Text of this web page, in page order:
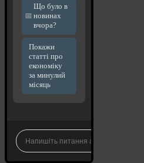
Що було в
новинах
вчора?
Покажи
статті про
економіку
за минулий
місяць